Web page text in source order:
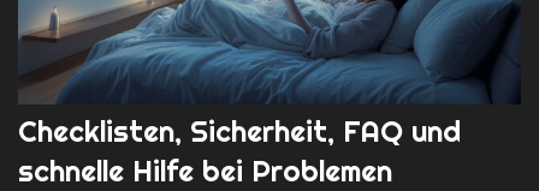
Checklisten, Sicherheit, FAQ und
schnelle Hilfe bei Problemen